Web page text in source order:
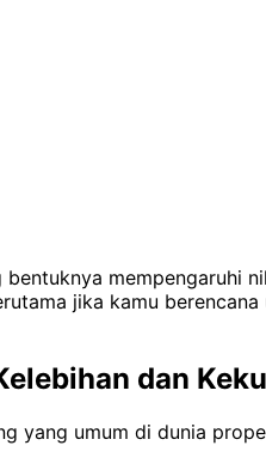
mempengaruhi
jika kamu
dan
yang umum di dunia